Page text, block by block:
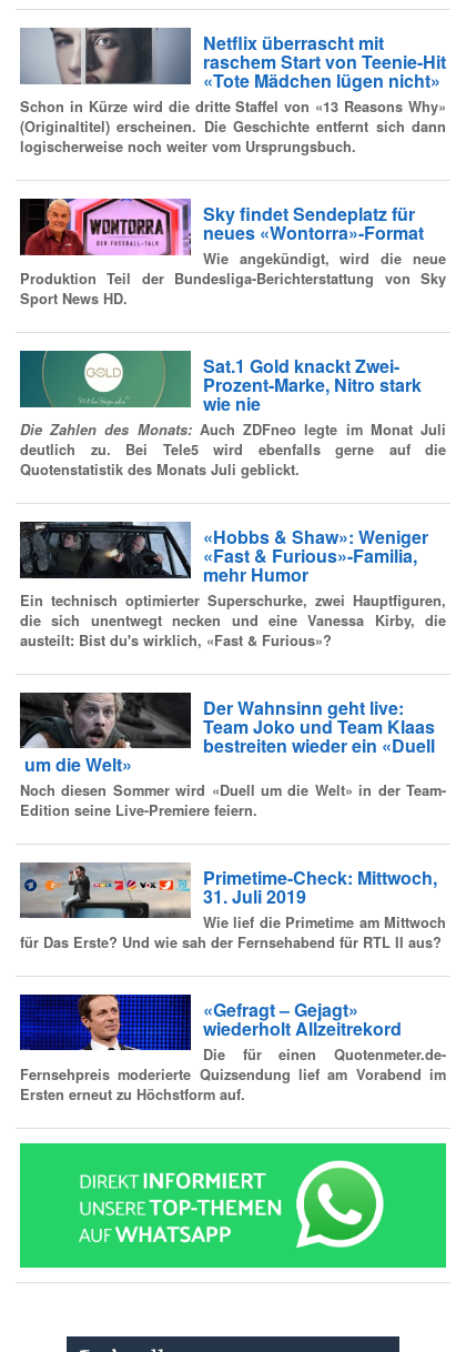
Netflix überrascht mit
raschem Start von Teenie-Hit
«Tote Mädchen lügen nicht»
Schon in Kürze wird die dritte Staffel von «13 Reasons Why»
(Originaltitel) erscheinen. Die Geschichte entfernt sich dann
logischerweise noch weiter vom Ursprungsbuch.
Sky findet Sendeplatz für
neues «Wontorra»-Format
Wie angekündigt, wird die neue
Produktion Teil der Bundesliga-Berichterstattung von Sky
Sport News HD.
Sat.1 Gold knackt Zwei-
Prozent-Marke, Nitro stark
wie nie
Die Zahlen des Monats:Auch ZDFneo legte im Monat Juli
deutlich zu. Bei Tele5 wird ebenfalls gerne auf die
Quotenstatistik des Monats Juli geblickt.
«Hobbs & Shaw»: Weniger
«Fast & Furious»-Familia,
mehr Humor
Ein technisch optimierter Superschurke, zwei Hauptfiguren,
die sich unentwegt necken und eine Vanessa Kirby, die
austeilt: Bist du's wirklich, «Fast & Furious»?
Der Wahnsinn geht live:
Team Joko und Team Klaas
bestreiten wieder ein «Duell
um die Welt»
Noch diesen Sommer wird «Duell um die Welt» in der Team-
Edition seine Live-Premiere feiern.
Primetime-Check: Mittwoch,
31. Juli 2019
Wie lief die Primetime am Mittwoch
für Das Erste? Und wie sah der Fernsehabend für RTL II aus?
«Gefragt – Gejagt»
wiederholt Allzeitrekord
Die für einen Quotenmeter.de-
Fernsehpreis moderierte Quizsendung lief am Vorabend im
Ersten erneut zu Höchstform auf.